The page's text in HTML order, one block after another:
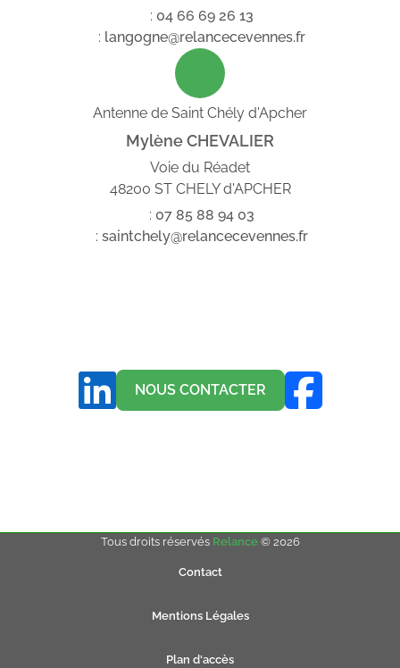
: 04 66 69 26 13
: langogne@relancecevennes.fr
Antenne de Saint Chély d'Apcher
Mylène CHEVALIER
Voie du Réadet
48200 ST CHELY d'APCHER
: 07 85 88 94 03
: saintchely@relancecevennes.fr
NOUS CONTACTER
Tous droits réservés Relance© 2026
Contact
Mentions Légales
Plan d'accès